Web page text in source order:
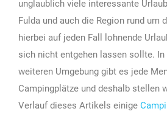
unglaublich viele interessante
Fulda und auch die Region rund um
hierbei auf jeden Fall lohnende
sich nicht entgehen lassen sollte. In
weiteren Umgebung gibt es jede
Campingplätze und deshalb stellen
Verlauf dieses Artikels einige